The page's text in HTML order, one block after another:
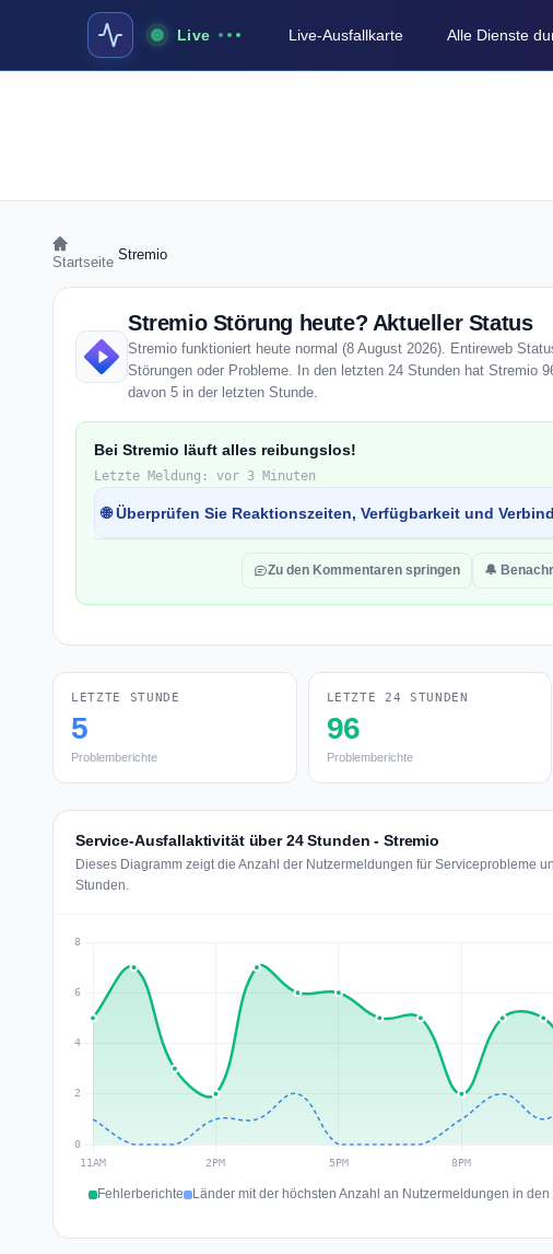
Live Live-Ausfallkarte Alle Dienste
Startseite Stremio
Stremio Störung heute? Aktueller Status
Stremio funktioniert heute normal (8 August 2026). Entireweb
Störungen oder Probleme. In den letzten 24 Stunden hat Stremio
davon 5 in der letzten Stunde.
Bei Stremio läuft alles reibungslos!
Letzte Meldung: vor 3 Minuten
🌐 Überprüfen Sie Reaktionszeiten, Verfügbarkeit und
Zu den Kommentaren springen 🔔
LETZTE STUNDE
5
Problemberichte
LETZTE 24 STUNDEN
96
Problemberichte
Service-Ausfallaktivität über 24 Stunden - Stremio
Dieses Diagramm zeigt die Anzahl der Nutzermeldungen für Serviceprobleme
Stunden.
Fehlerberichte Länder mit der höchsten Anzahl an Nutzermeldungen in